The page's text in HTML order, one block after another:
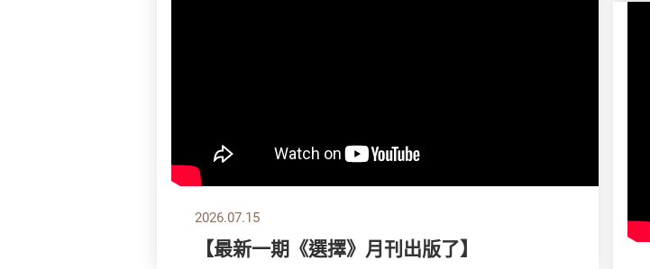
2026.07.15
【最新一期《選擇》月刊出版了】